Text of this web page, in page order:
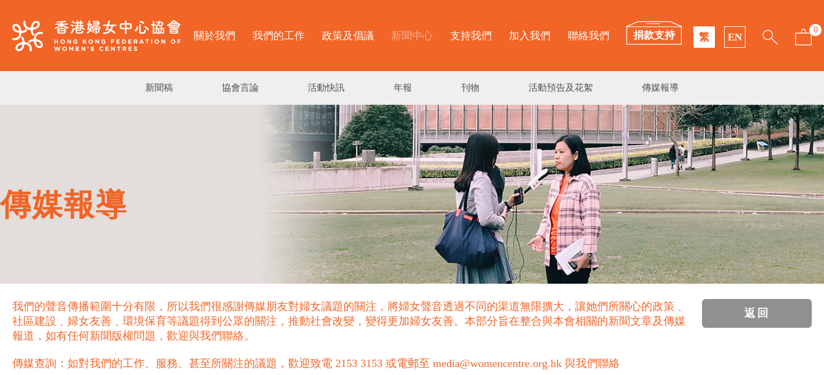
關於我們 我們的工作 政策及倡議 新聞中心 支持我們 加入我們 聯絡我們 捐款支持 繁 EN
0
新聞稿 協會言論 活動快訊 年報 刊物 活動預告及花絮 傳媒報導
傳媒報導
我們的聲音傳播範圍十分有限，所以我們很感謝傳媒朋友對婦女議題的關注，將婦女聲音透過不同的渠道無限擴大，讓她們所關心的政策﹑
社區建設﹑婦女友善﹑環境保育等議題得到公眾的關注，推動社會改變，變得更加婦女友善。本部分旨在整合與本會相關的新聞文章及傳媒
報道，如有任何新聞版權問題，歡迎與我們聯絡。
傳媒查詢：如對我們的工作、服務、甚至所關注的議題，歡迎致電 2153 3153 或電郵至 media@womencentre.org.hk 與我們聯絡
返回